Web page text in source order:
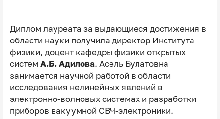
Диплом лауреата за выдающиеся достижения в
области науки получила директор Института
физики, доцент кафедры физики открытых
систем А.Б. Адилова. Асель Булатовна
занимается научной работой в области
исследования нелинейных явлений в
электронно-волновых системах и разработки
приборов вакуумной СВЧ-электроники.